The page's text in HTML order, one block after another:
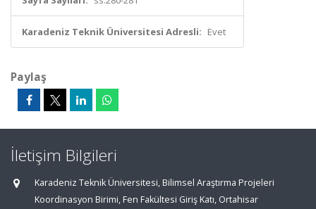
Karadeniz Teknik Üniversitesi Adresli: Evet
Paylaş
İletişim Bilgileri
Karadeniz Teknik Üniversitesi, Bilimsel Araştırma Projeleri
Koordinasyon Birimi, Fen Fakültesi Giriş Katı, Ortahisar